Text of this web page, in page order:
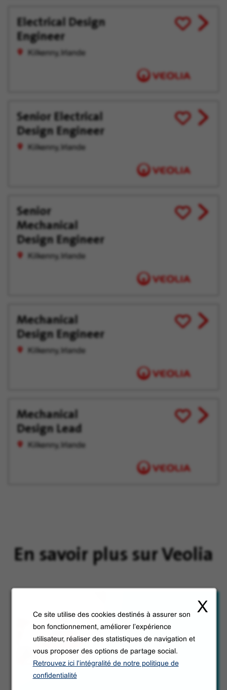
X
Ce site utilise des cookies destinés à assurer son
bon fonctionnement, améliorer l’expérience
utilisateur, réaliser des statistiques de navigation et
vous proposer des options de partage social.
Retrouvez ici l'intégralité de notre politique de
confidentialité
Electrical Design
Engineer
Kilkenny, Irlande
Enregistrer
pour
View
job
Senior Electrical
Design Engineer
Kilkenny, Irlande
Enregistrer
pour
View
job
Senior
Mechanical
Design Engineer
Kilkenny, Irlande
Enregistrer
pour
View
job
Mechanical
Design Engineer
Kilkenny, Irlande
Enregistrer
pour
View
job
Mechanical
Design Lead
Kilkenny, Irlande
Enregistrer
pour
View
job
En savoir plus sur Veolia